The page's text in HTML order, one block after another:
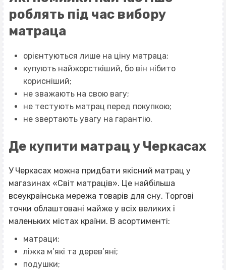
роблять під час вибору
матраца
орієнтуються лише на ціну матраца;
купують найжорсткіший, бо він нібито
корисніший;
не зважають на свою вагу;
не тестують матрац перед покупкою;
не звертають увагу на гарантію.
Де купити матрац у Черкасах
У Черкасах можна придбати якісний матрац у
магазинах «Світ матраців». Це найбільша
всеукраїнська мережа товарів для сну. Торгові
точки облаштовані майже у всіх великих і
маленьких містах країни. В асортименті:
матраци;
ліжка м’які та дерев’яні;
подушки;